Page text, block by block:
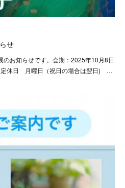
せ
お知らせです。会期：2025年10月8日
休日 月曜日（祝日の場合は翌日) …